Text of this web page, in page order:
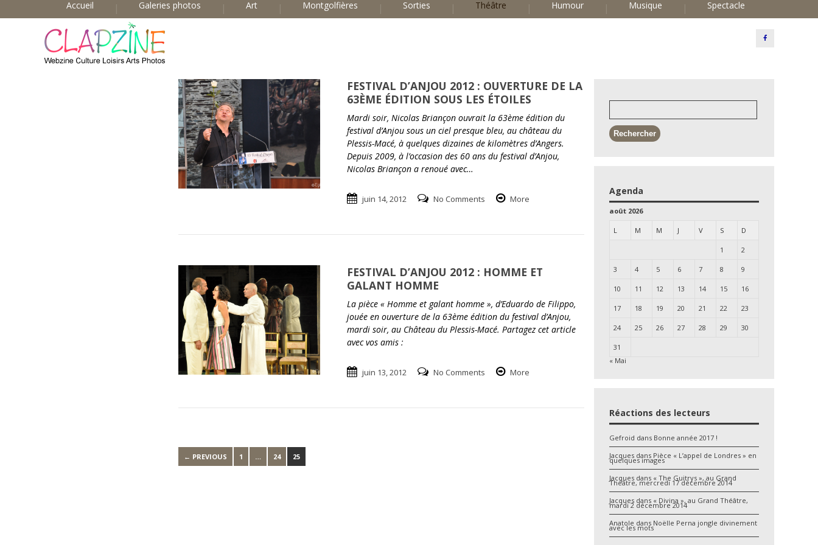
Accueil Galeries photos Art Montgolfières Sorties Théâtre Humour Musique Spectacle
FESTIVAL D’ANJOU 2012 : OUVERTURE DE LA
63ÈME ÉDITION SOUS LES ÉTOILES
Mardi soir, Nicolas Briançon ouvrait la 63ème édition du
festival d’Anjou sous un ciel presque bleu, au château du
Plessis-Macé, à quelques dizaines de kilomètres d’Angers.
Depuis 2009, à l’occasion des 60 ans du festival d’Anjou,
Nicolas Briançon a renoué avec…
juin 14, 2012 No Comments More
FESTIVAL D’ANJOU 2012 : HOMME ET
GALANT HOMME
La pièce « Homme et galant homme », d’Eduardo de Filippo,
jouée en ouverture de la 63ème édition du festival d’Anjou,
mardi soir, au Château du Plessis-Macé. Partagez cet article
avec vos amis :
juin 13, 2012 No Comments More
← PREVIOUS 1 … 24 25
Agenda
août 2026
L M M J V S D
1 2
3 4 5 6 7 8 9
10 11 12 13 14 15 16
17 18 19 20 21 22 23
24 25 26 27 28 29 30
31
« Mai
Réactions des lecteurs
Gefroid dans Bonne année 2017 !
Jacquesdans Pièce « L’appel de Londres » en
quelques images
Jacquesdans « The Guitrys », au Grand
Théâtre, mercredi 17 décembre 2014
Jacquesdans « Divina », au Grand Théâtre,
mardi 2 décembre 2014
Anatole dans Noëlle Perna jongle divinement
avec les mots